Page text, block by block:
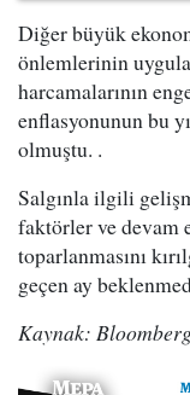
Diğer büyük
önlemlerinin
harcamalarının
enflasyonunun bu
olmuştu. .
Salgınla ilgili
faktörler ve devam
toparlanmasını
geçen ay
Kaynak: